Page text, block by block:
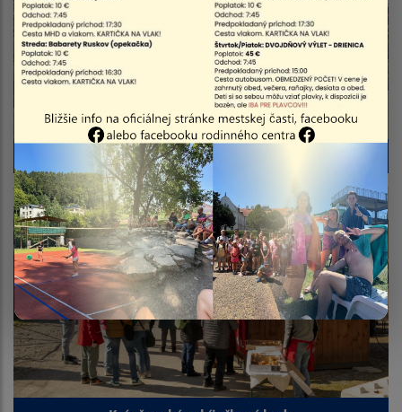
Rybárska brigáda 2026